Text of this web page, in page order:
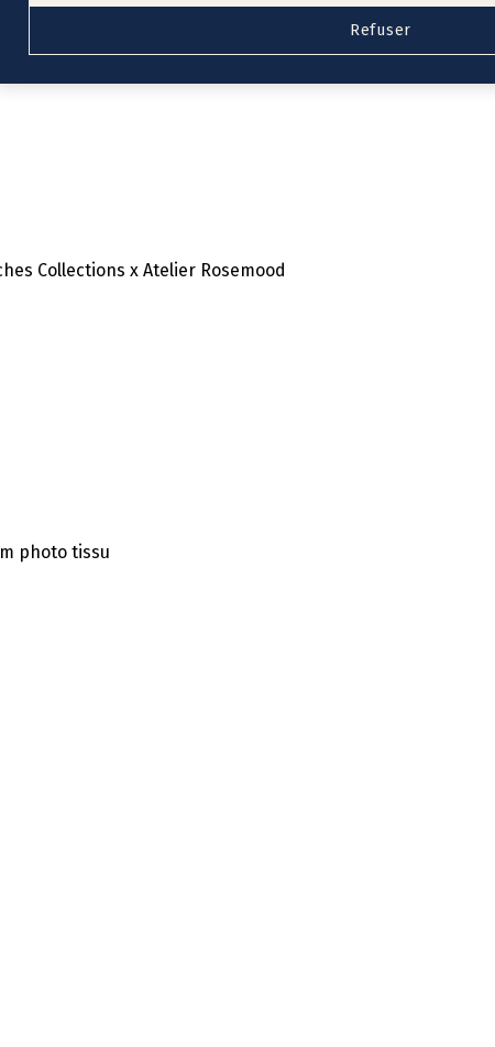
Collections x Atelier Rosemood
photo tissu
Refuser